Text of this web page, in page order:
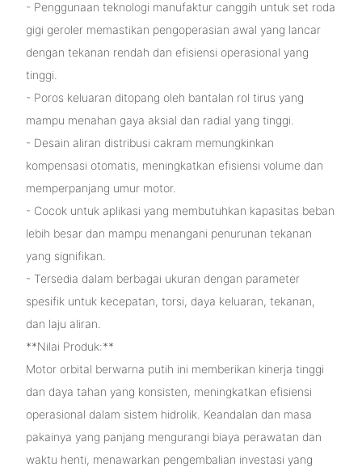
- Penggunaan teknologi manufaktur canggih untuk set roda
gigi geroler memastikan pengoperasian awal yang lancar
dengan tekanan rendah dan efisiensi operasional yang
tinggi.
- Poros keluaran ditopang oleh bantalan rol tirus yang
mampu menahan gaya aksial dan radial yang tinggi.
- Desain aliran distribusi cakram memungkinkan
kompensasi otomatis, meningkatkan efisiensi volume dan
memperpanjang umur motor.
- Cocok untuk aplikasi yang membutuhkan kapasitas beban
lebih besar dan mampu menangani penurunan tekanan
yang signifikan.
- Tersedia dalam berbagai ukuran dengan parameter
spesifik untuk kecepatan, torsi, daya keluaran, tekanan,
dan laju aliran.
**Nilai Produk:**
Motor orbital berwarna putih ini memberikan kinerja tinggi
dan daya tahan yang konsisten, meningkatkan efisiensi
operasional dalam sistem hidrolik. Keandalan dan masa
pakainya yang panjang mengurangi biaya perawatan dan
waktu henti, menawarkan pengembalian investasi yang